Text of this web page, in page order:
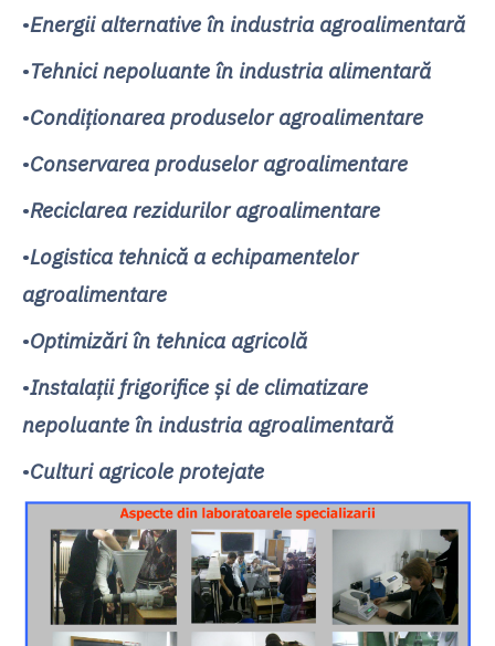
•Energii alternative în industria agroalimentară
•Tehnici nepoluante în industria alimentară
•Condiţionarea produselor agroalimentare
•Conservarea produselor agroalimentare
•Reciclarea rezidurilor agroalimentare
•Logistica tehnică a echipamentelor
agroalimentare
•Optimizări în tehnica agricolă
•Instalaţii frigorifice şi de climatizare
nepoluante în industria agroalimentară
•Culturi agricole protejate